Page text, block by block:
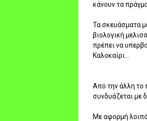
κάνουν τα
Τα σκευάσματα
βιολογική
πρέπει να
Καλοκαίρι...
Από την άλλη το
συνδυάζεται με
Με αφορμή